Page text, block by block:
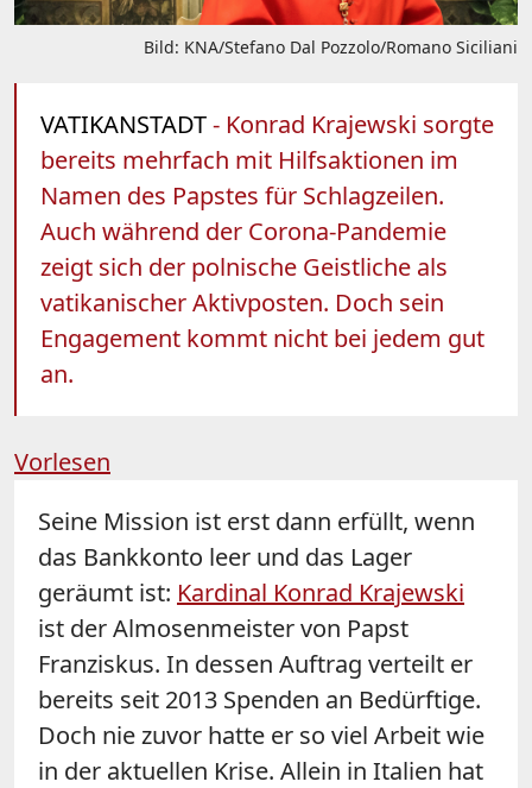
Bild: KNA/Stefano Dal Pozzolo/Romano Siciliani
VATIKANSTADT- Konrad Krajewski sorgte
bereits mehrfach mit Hilfsaktionen im
Namen des Papstes für Schlagzeilen.
Auch während der Corona-Pandemie
zeigt sich der polnische Geistliche als
vatikanischer Aktivposten. Doch sein
Engagement kommt nicht bei jedem gut
an.
Vorlesen
Seine Mission ist erst dann erfüllt, wenn
das Bankkonto leer und das Lager
geräumt ist: Kardinal Konrad Krajewski
ist der Almosenmeister von Papst
Franziskus. In dessen Auftrag verteilt er
bereits seit 2013 Spenden an Bedürftige.
Doch nie zuvor hatte er so viel Arbeit wie
in der aktuellen Krise. Allein in Italien hat